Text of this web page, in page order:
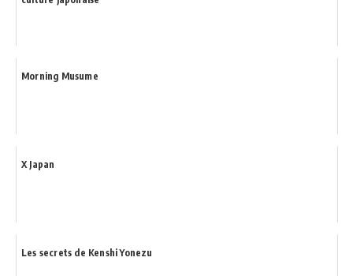
Morning Musume
X Japan
Les secrets de Kenshi Yonezu